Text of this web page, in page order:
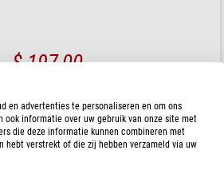
$ 197,00
National Geographic
Microscoopset, 300x-1200x (incl. koffer)
en advertenties te personaliseren en om ons
ook informatie over uw gebruik van onze site met
die deze informatie kunnen combineren met
hebt verstrekt of die zij hebben verzameld via uw